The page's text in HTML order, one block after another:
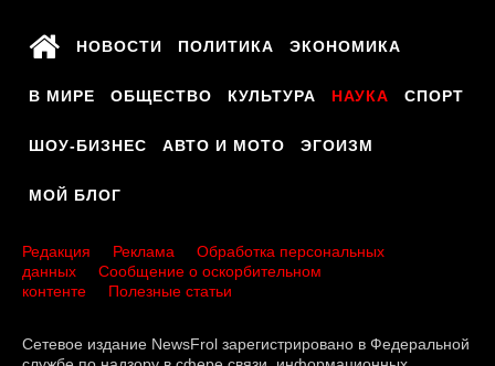
НОВОСТИ ПОЛИТИКА ЭКОНОМИКА
В МИРЕ ОБЩЕСТВО КУЛЬТУРА НАУКА СПОРТ
ШОУ-БИЗНЕС АВТО И МОТО ЭГОИЗМ
МОЙ БЛОГ
Редакция Реклама
Обработка персональных
данных
Сообщение о оскорбительном
контенте
Полезные статьи
Сетевое издание NewsFrol зарегистрировано в Федеральной